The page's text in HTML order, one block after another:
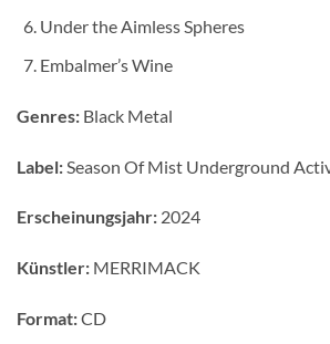
Under the Aimless Spheres
Embalmer’s Wine
Genres: Black Metal
Label: Season Of Mist Underground
Erscheinungsjahr: 2024
Künstler: MERRIMACK
Format:CD